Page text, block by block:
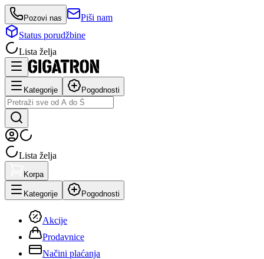
Pozovi nas
Piši nam
Status porudžbine
Lista želja
Kategorije Pogodnosti
Lista želja
Korpa
Kategorije Pogodnosti
Akcije
Prodavnice
Načini plaćanja